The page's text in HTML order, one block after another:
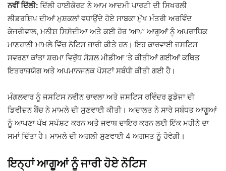
ਨਵੀਂ ਦਿੱਲੀ: ਦਿੱਲੀ ਹਾਈਕੋਰਟਨੇ ਆਮ ਆਦਮੀ ਪਾਰਟੀ ਦੀ ਸਿਖਰਲੀ
ਲੀਡਰਸ਼ਿਪ ਦੀਆਂ ਮੁਸ਼ਕਲਾਂ ਵਧਾਉਂਦੇ ਹੋਏ ਸਾਬਕਾ ਮੁੱਖ ਮੰਤਰੀ ਅਰਵਿੰਦ
ਕੇਜਰੀਵਾਲ, ਮਨੀਸ਼ ਸਿਸੋਦੀਆ ਅਤੇ ਕਈ ਹੋਰ ‘ਆਪ’ ਆਗੂਆਂ ਨੂੰ ਅਪਰਾਧਿਕ
ਮਾਣਹਾਨੀ ਮਾਮਲੇ ਵਿੱਚ ਨੋਟਿਸ ਜਾਰੀ ਕੀਤੇ ਹਨ। ਇਹ ਕਾਰਵਾਈ ਜਸਟਿਸ
ਸਵਰਣਾ ਕਾਂਤਾ ਸ਼ਰਮਾ ਵਿਰੁੱਧ ਸੋਸ਼ਲ ਮੀਡੀਆ ‘ਤੇ ਕੀਤੀਆਂ ਗਈਆਂ ਕਥਿਤ
ਇਤਰਾਜ਼ਯੋਗ ਅਤੇ ਅਪਮਾਨਜਨਕ ਪੋਸਟਾਂ ਸਬੰਧੀ ਕੀਤੀ ਗਈ ਹੈ।
ਮੰਗਲਵਾਰ ਨੂੰ ਜਸਟਿਸ ਨਵੀਨ ਚਾਵਲਾ ਅਤੇ ਜਸਟਿਸ ਰਵਿੰਦਰ ਡੁਡੇਜਾ ਦੀ
ਡਿਵੀਜ਼ਨ ਬੈਂਚ ਨੇ ਮਾਮਲੇ ਦੀ ਸੁਣਵਾਈ ਕੀਤੀ। ਅਦਾਲਤ ਨੇ ਸਾਰੇ ਸਬੰਧਤ ਆਗੂਆਂ
ਨੂੰ ਆਪਣਾ ਪੱਖ ਸਪੱਸ਼ਟ ਕਰਨ ਅਤੇ ਜਵਾਬ ਦਾਇਰ ਕਰਨ ਲਈ ਇੱਕ ਮਹੀਨੇ ਦਾ
ਸਮਾਂ ਦਿੱਤਾ ਹੈ। ਮਾਮਲੇ ਦੀ ਅਗਲੀ ਸੁਣਵਾਈ 4 ਅਗਸਤ ਨੂੰ ਹੋਵੇਗੀ।
ਇਨ੍ਹਾਂ ਆਗੂਆਂ ਨੂੰ ਜਾਰੀ ਹੋਏ ਨੋਟਿਸ